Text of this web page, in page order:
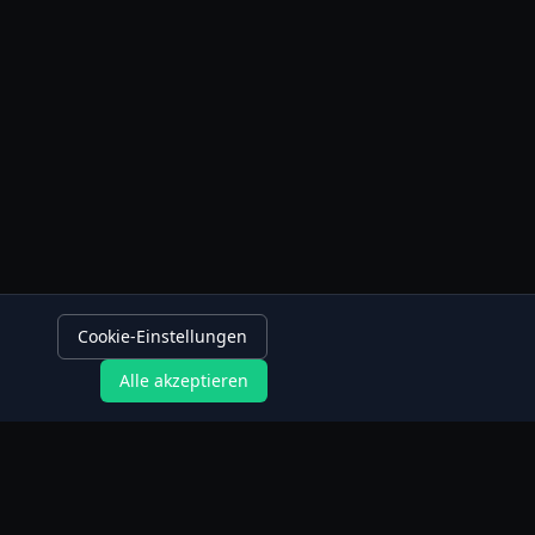
Cookie-Einstellungen
Alle akzeptieren